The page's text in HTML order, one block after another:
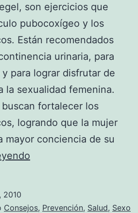
son ejercicios que
pubocoxígeo y los
Están recomendados
urinaria, para
para lograr disfrutar de
la sexualidad femenina.
fortalecer los
logrando que la mujer
mayor conciencia de su
ejercicios
2010
Consejos, Prevención, Salud, Sexo